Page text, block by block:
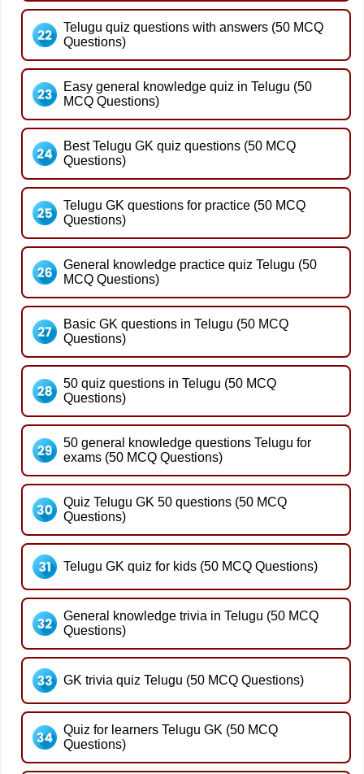
Telugu quiz questions with answers (50 MCQ
Questions)
Easy general knowledge quiz in Telugu (50
MCQ Questions)
Best Telugu GK quiz questions (50 MCQ
Questions)
Telugu GK questions for practice (50 MCQ
Questions)
General knowledge practice quiz Telugu (50
MCQ Questions)
Basic GK questions in Telugu (50 MCQ
Questions)
50 quiz questions in Telugu (50 MCQ
Questions)
50 general knowledge questions Telugu for
exams (50 MCQ Questions)
Quiz Telugu GK 50 questions (50 MCQ
Questions)
Telugu GK quiz for kids (50 MCQ Questions)
General knowledge trivia in Telugu (50 MCQ
Questions)
GK trivia quiz Telugu (50 MCQ Questions)
Quiz for learners Telugu GK (50 MCQ
Questions)